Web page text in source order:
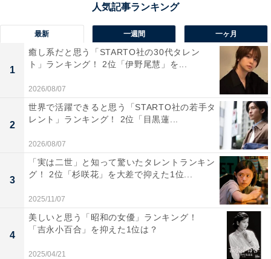
1位：津軽塗／180票
青森県津軽地方で作られる津軽塗（つがるぬり）は、
最新 一週間 一ヶ月
1
癒し系だと思う「STARTO社の30代タレン
ト」ランキング！ 2位「伊野尾慧」を...
2026/08/07
2
世界で活躍できると思う「STARTO社の若手タ
レント」ランキング！ 2位「目黒蓮...
2026/08/07
3
「実は二世」と知って驚いたタレントランキン
グ！ 2位「杉咲花」を大差で抑えた1位...
2025/11/07
4
美しいと思う「昭和の女優」ランキング！
「吉永小百合」を抑えた1位は？
2025/04/21